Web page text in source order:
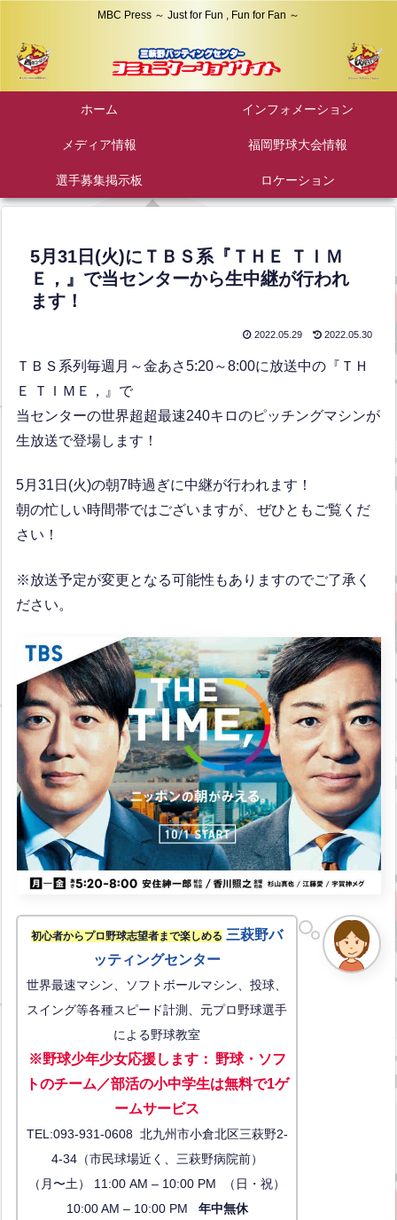
MBC Press ～ Just for Fun , Fun for Fan ～
ホーム インフォメーション
メディア情報 福岡野球大会情報
選手募集掲示板 ロケーション
5月31日(火)にＴＢＳ系『ＴＨＥ ＴＩＭ
Ｅ，』で当センターから生中継が行われ
ます！
2022.05.29 2022.05.30
ＴＢＳ系列毎週月～金あさ5:20～8:00に放送中の『ＴＨ
Ｅ ＴＩＭＥ，』で
当センターの世界超超最速240キロのピッチングマシンが
生放送で登場します！
5月31日(火)の朝7時過ぎに中継が行われます！
朝の忙しい時間帯ではございますが、ぜひともご覧くだ
さい！
※放送予定が変更となる可能性もありますのでご了承く
ださい。
初心者からプロ野球志望者まで楽しめる 三萩野バ
ッティングセンター
世界最速マシン、ソフトボールマシン、投球、
スイング等各種スピード計測、元プロ野球選手
による野球教室
※野球少年少女応援します： 野球・ソフ
トのチーム／部活の小中学生は無料で1ゲ
ームサービス
TEL:093-931-0608 北九州市小倉北区三萩野2-
4-34（市民球場近く、三萩野病院前）
（月〜土） 11:00 AM – 10:00 PM （日・祝）
10:00 AM – 10:00 PM 年中無休